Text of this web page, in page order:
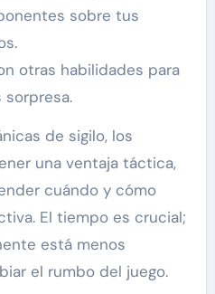
sobre tus
otras habilidades para
de sigilo, los
una ventaja táctica,
cuándo y cómo
El tiempo es crucial;
está menos
el rumbo del juego.